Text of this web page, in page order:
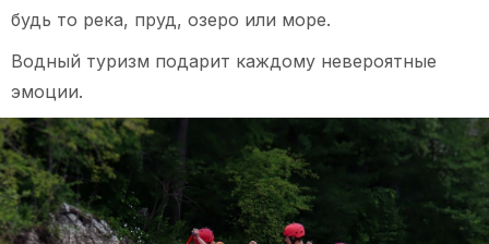
будь то река, пруд, озеро или море.
Водный туризм подарит каждому невероятные
эмоции.